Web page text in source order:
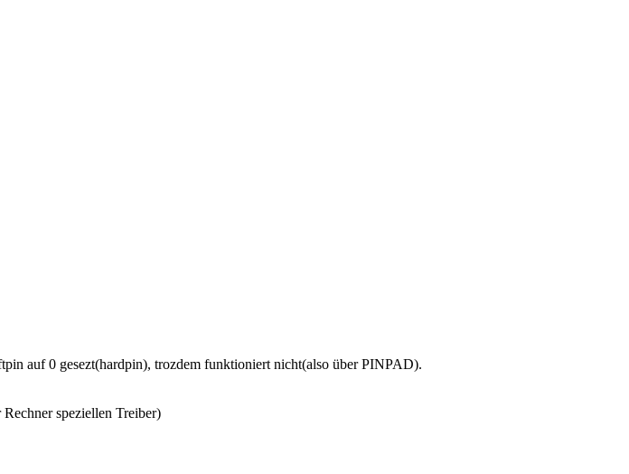
auf 0 gesezt(hardpin), trozdem funktioniert nicht(also über PINPAD).
speziellen Treiber)